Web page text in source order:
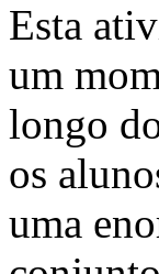
Esta
um
longo
os
uma